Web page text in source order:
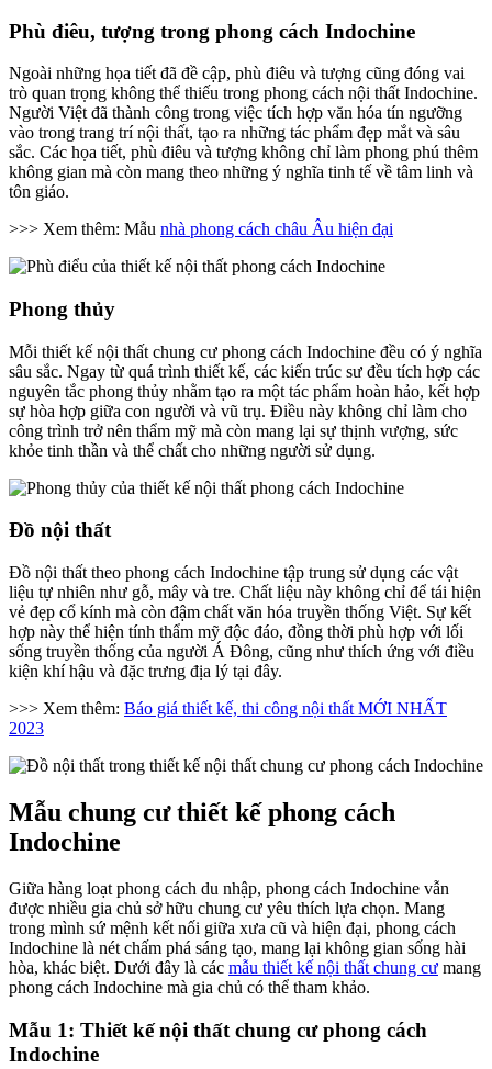
Phù điêu, tượng trong phong cách Indochine
Ngoài những họa tiết đã đề cập, phù điêu và tượng cũng đóng vai
trò quan trọng không thể thiếu trong phong cách nội thất Indochine.
Người Việt đã thành công trong việc tích hợp văn hóa tín ngưỡng
vào trong trang trí nội thất, tạo ra những tác phẩm đẹp mắt và sâu
sắc. Các họa tiết, phù điêu và tượng không chỉ làm phong phú thêm
không gian mà còn mang theo những ý nghĩa tinh tế về tâm linh và
tôn giáo.
>>> Xem thêm: Mẫu nhà phong cách châu Âu hiện đại
Phong thủy
Mỗi thiết kế nội thất chung cư phong cách Indochine đều có ý nghĩa
sâu sắc. Ngay từ quá trình thiết kế, các kiến trúc sư đều tích hợp các
nguyên tắc phong thủy nhằm tạo ra một tác phẩm hoàn hảo, kết hợp
sự hòa hợp giữa con người và vũ trụ. Điều này không chỉ làm cho
công trình trở nên thẩm mỹ mà còn mang lại sự thịnh vượng, sức
khỏe tinh thần và thể chất cho những người sử dụng.
Đồ nội thất
Đồ nội thất theo phong cách Indochine tập trung sử dụng các vật
liệu tự nhiên như gỗ, mây và tre. Chất liệu này không chỉ để tái hiện
vẻ đẹp cổ kính mà còn đậm chất văn hóa truyền thống Việt. Sự kết
hợp này thể hiện tính thẩm mỹ độc đáo, đồng thời phù hợp với lối
sống truyền thống của người Á Đông, cũng như thích ứng với điều
kiện khí hậu và đặc trưng địa lý tại đây.
>>> Xem thêm: Báo giá thiết kế, thi công nội thất MỚI NHẤT
2023
Mẫu chung cư thiết kế phong cách
Indochine
Giữa hàng loạt phong cách du nhập, phong cách Indochine vẫn
được nhiều gia chủ sở hữu chung cư yêu thích lựa chọn. Mang
trong mình sứ mệnh kết nối giữa xưa cũ và hiện đại, phong cách
Indochine là nét chấm phá sáng tạo, mang lại không gian sống hài
hòa, khác biệt. Dưới đây là các mẫu thiết kế nội thất chung cư mang
phong cách Indochine mà gia chủ có thể tham khảo.
Mẫu 1: Thiết kế nội thất chung cư phong cách
Indochine